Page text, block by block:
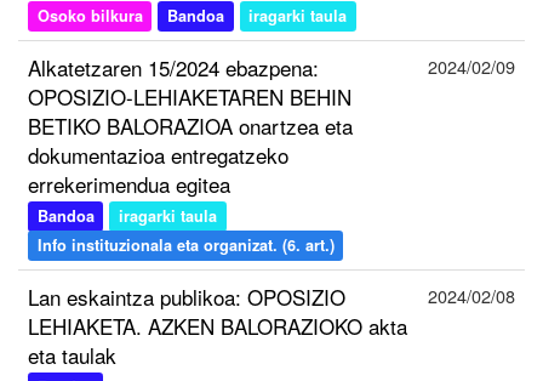
Osoko bilkura Bandoa iragarki taula
Alkatetzaren 15/2024 ebazpena:
OPOSIZIO-LEHIAKETAREN BEHIN
BETIKO BALORAZIOA onartzea eta
dokumentazioa entregatzeko
errekerimendua egitea
Bandoa
iragarki taula
Info instituzionala eta organizat. (6. art.)
2024/02/09
Lan eskaintza publikoa: OPOSIZIO
LEHIAKETA. AZKEN BALORAZIOKO akta
eta taulak
2024/02/08